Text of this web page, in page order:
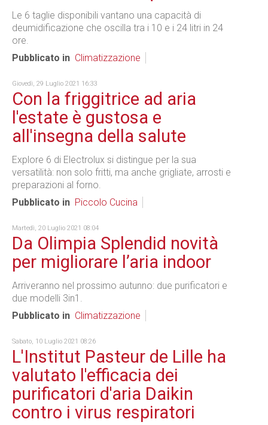
Le 6 taglie disponibili vantano una capacità di
deumidificazione che oscilla tra i 10 e i 24 litri in 24
ore.
Pubblicato in Climatizzazione
Giovedì, 29 Luglio 2021 16:33
Con la friggitrice ad aria
l'estate è gustosa e
all'insegna della salute
Explore 6 di Electrolux si distingue per la sua
versatilità: non solo fritti, ma anche grigliate, arrosti e
preparazioni al forno.
Pubblicato in Piccolo Cucina
Martedì, 20 Luglio 2021 08:04
Da Olimpia Splendid novità
per migliorare l’aria indoor
Arriveranno nel prossimo autunno: due purificatori e
due modelli 3in1.
Pubblicato in Climatizzazione
Sabato, 10 Luglio 2021 08:26
L'Institut Pasteur de Lille ha
valutato l'efficacia dei
purificatori d'aria Daikin
contro i virus respiratori